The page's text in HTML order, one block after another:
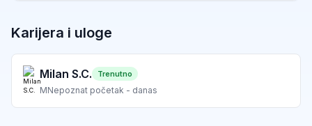
Karijera i uloge
Milan S.C. Trenutno
MNepoznat početak - danas